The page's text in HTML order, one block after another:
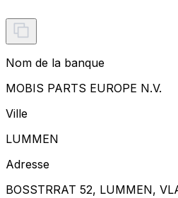
Nom de la banque
MOBIS PARTS EUROPE N.V.
Ville
LUMMEN
Adresse
BOSSTRRAT 52, LUMMEN,